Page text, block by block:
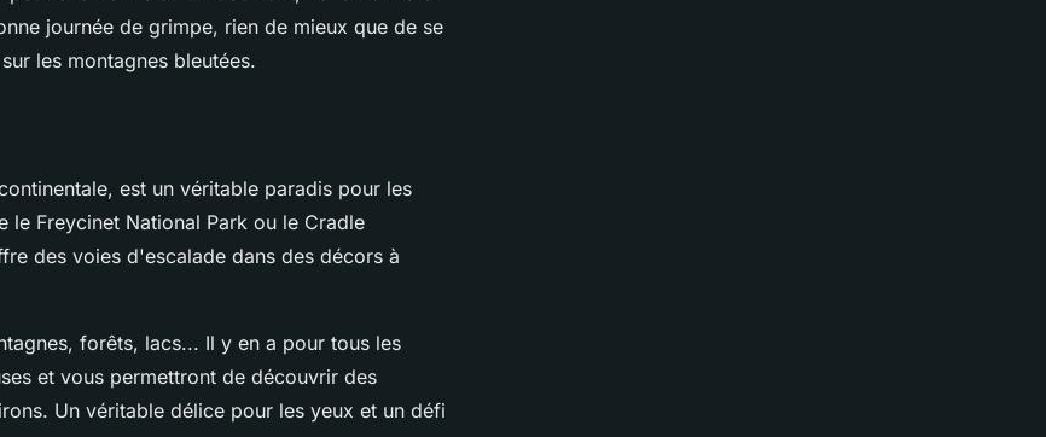
journée de grimpe, rien de mieux que de se
les montagnes bleutées.
est un véritable paradis pour les
le Freycinet National Park ou le Cradle
des voies d'escalade dans des décors à
forêts, lacs... Il y en a pour tous les
et vous permettront de découvrir des
Un véritable délice pour les yeux et un défi